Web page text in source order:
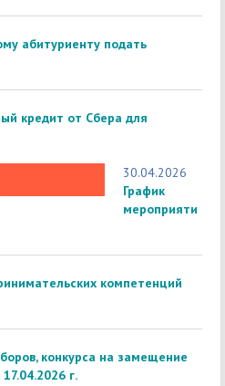
абитуриенту подать
кредит от Сбера для
30.04.2026
График
мероприяти
компетенций
конкурса на замещение
г.